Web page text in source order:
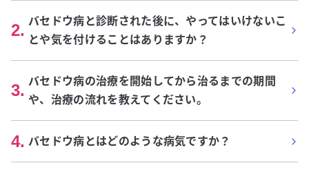
2. バセドウ病と診断された後に、やってはいけないこ
とや気を付けることはありますか？
3. バセドウ病の治療を開始してから治るまでの期間
や、治療の流れを教えてください。
4. バセドウ病とはどのような病気ですか？